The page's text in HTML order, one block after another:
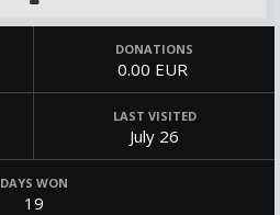
DONATIONS
0.00 EUR
LAST VISITED
July 26
DAYS WON
19